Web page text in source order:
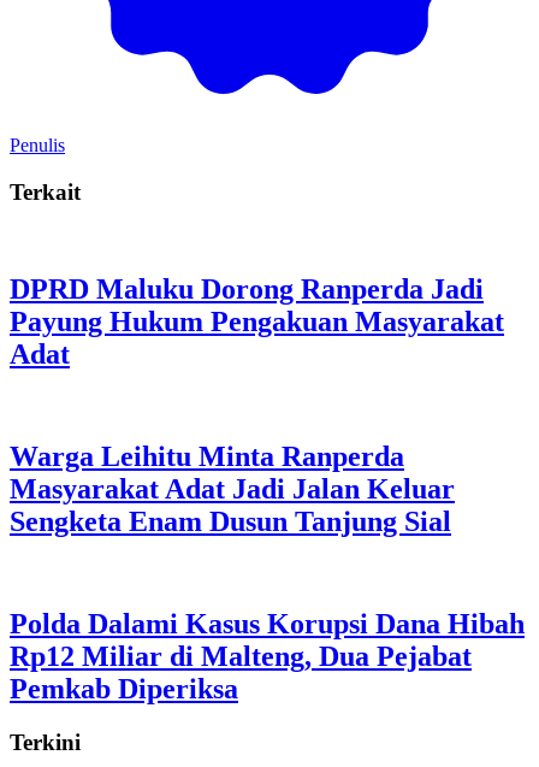
Penulis
Terkait
DPRD Maluku Dorong Ranperda Jadi
Payung Hukum Pengakuan Masyarakat
Adat
Warga Leihitu Minta Ranperda
Masyarakat Adat Jadi Jalan Keluar
Sengketa Enam Dusun Tanjung Sial
Polda Dalami Kasus Korupsi Dana Hibah
Rp12 Miliar di Malteng, Dua Pejabat
Pemkab Diperiksa
Terkini